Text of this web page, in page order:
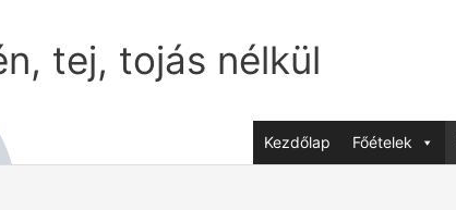
tej, tojás nélkül
Kezdőlap Főételek